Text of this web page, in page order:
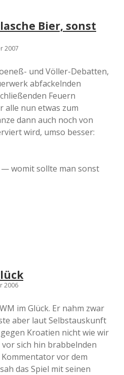
Bier, sonst
2007
und Völler-Debatten,
abfackelnden
Feuern
alle nun etwas zum
dann auch noch von
wird, umso besser:
— womit sollte man sonst
2006
im Glück. Er nahm zwar
aber laut Selbstauskunft
Kroatien nicht wie wir
sich hin brabbelnden
Kommentator vor dem
das Spiel mit seinen